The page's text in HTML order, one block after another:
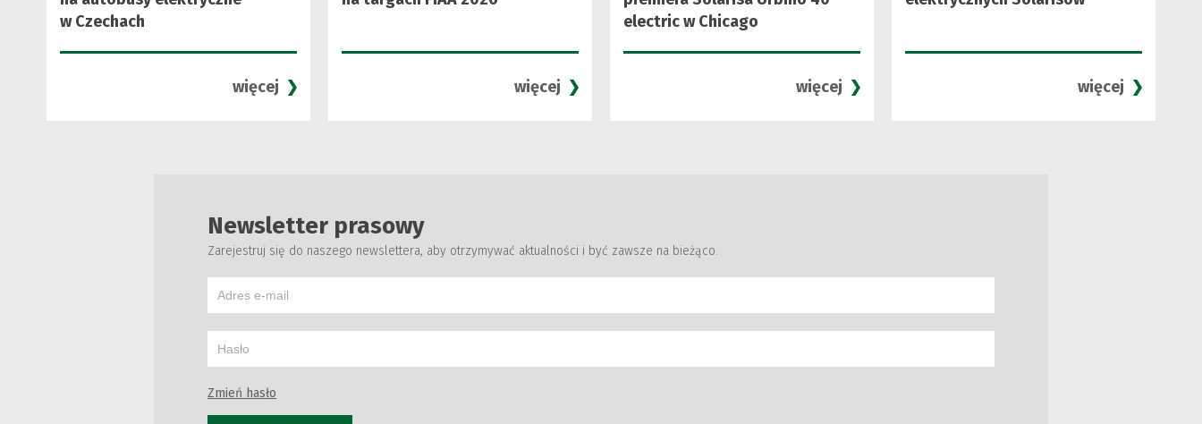
w Czechach
więcej więcej
electric w Chicago
więcej więcej
Newsletter prasowy
Zarejestruj się do naszego newslettera, aby otrzymywać aktualności i być zawsze na bieżąco.
Zmień hasło